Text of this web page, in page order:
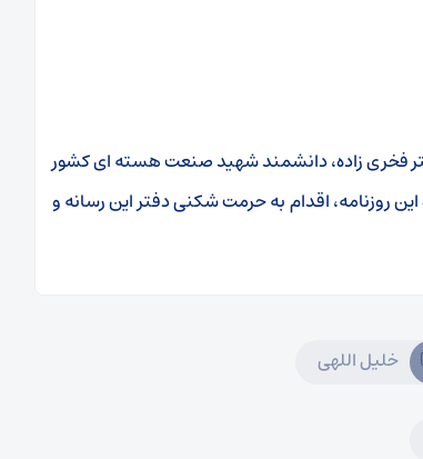
فخری زاده، دانشمند شهید صنعت هسته ای کشور
روزنامه، اقدام به حرمت شکنی دفتر این رسانه و
خلیل اللهی